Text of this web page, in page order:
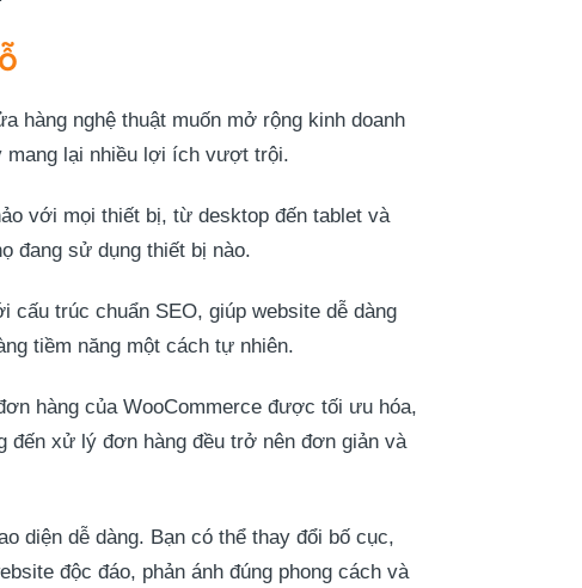
hàng nghệ thuật muốn mở rộng kinh doanh
mang lại nhiều lợi ích vượt trội.
với mọi thiết bị, từ desktop đến tablet và
đang sử dụng thiết bị nào.
trúc chuẩn SEO, giúp website dễ dàng
tiềm năng một cách tự nhiên.
hàng của WooCommerce được tối ưu hóa,
đến xử lý đơn hàng đều trở nên đơn giản và
diện dễ dàng. Bạn có thể thay đổi bố cục,
độc đáo, phản ánh đúng phong cách và